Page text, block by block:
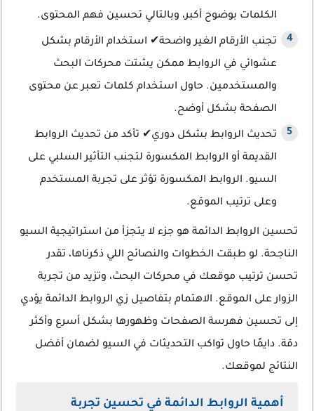
الكلمات بوضوح أكبر، وبالتالي تحسين فهم المحتوى.
تجنب الأرقام الغير واضحة✔ استخدام الأرقام بشكل
عشوائي في الروابط ممكن يشتت محركات البحث
والمستخدمين. حاول استخدام كلمات تعبر عن محتوى
الصفحة بشكل أوضح.
تحديث الروابط بشكل دوري✔ تأكد من تحديث الروابط
القديمة أو الروابط المكسورة لتجنب التأثير السلبي على
السيو. الروابط المكسورة تؤثر على تجربة المستخدم
وعلى ترتيب الموقع.
تحسين الروابط الدائمة هو جزء لا يتجزأ من استراتيجية السيو
الناجحة. لو طبقت الخطوات والنصائح اللي ذكرناها، تقدر
تحسن ترتيب موقعك في محركات البحث، وتزيد من تجربة
الزوار على الموقع. الاهتمام بتفاصيل زي الروابط الدائمة يؤدي
إلى تحسين فهرسة الصفحات وظهورها بشكل أسرع وأكثر
دقة. دايمًا حاول تواكب التحديثات في السيو لضمان أفضل
النتائج لموقعك.
أهمية الروابط الدائمة في تحسين تجربة